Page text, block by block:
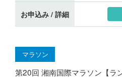
お申込み / 詳細
マラソン
第20回 湘南国際マラソン【ラ